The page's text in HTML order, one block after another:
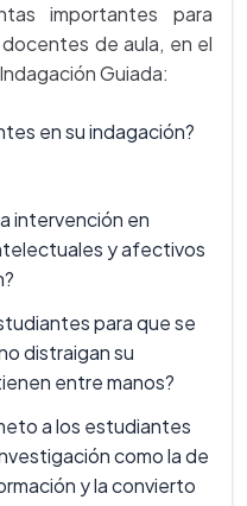
importantes para
de aula, en el
Guiada:
en su indagación?
intervención en
y afectivos
para que se
distraigan su
entre manos?
a los estudiantes
como la de
y la convierto